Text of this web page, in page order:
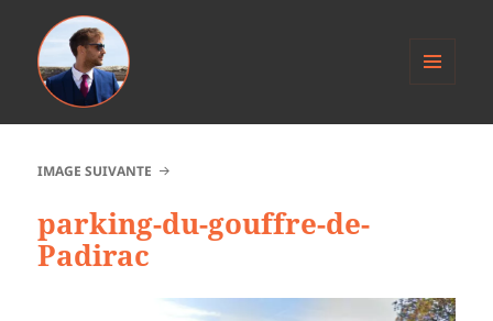
WIDGETS
IMAGE SUIVANTE
parking-du-gouffre-de-
Padirac